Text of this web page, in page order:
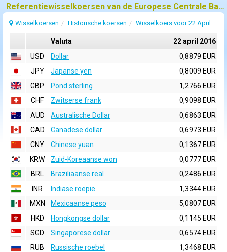
Referentiewisselkoersen van de Europese Centrale Bank (ECB) voor 22 april 2016
Wisselkoersen Historische koersen Wisselkoers voor 22 April 2016
Valuta
22 april 2016
USD
Dollar
0,8879 EUR
JPY
Japanse yen
0,8009 EUR
GBP
Pond sterling
1,2766 EUR
CHF
Zwitserse frank
0,9098 EUR
AUD
Australische Dollar
0,6863 EUR
CAD
Canadese dollar
0,6973 EUR
CNY
Chinese yuan
0,1367 EUR
KRW
Zuid-Koreaanse won
0,0777 EUR
BRL
Braziliaanse real
0,2486 EUR
INR
Indiase roepie
1,3344 EUR
MXN
Mexicaanse peso
5,0807 EUR
HKD
Hongkongse dollar
0,1145 EUR
SGD
Singaporese dollar
0,6574 EUR
RUB
Russische roebel
1,3468 EUR